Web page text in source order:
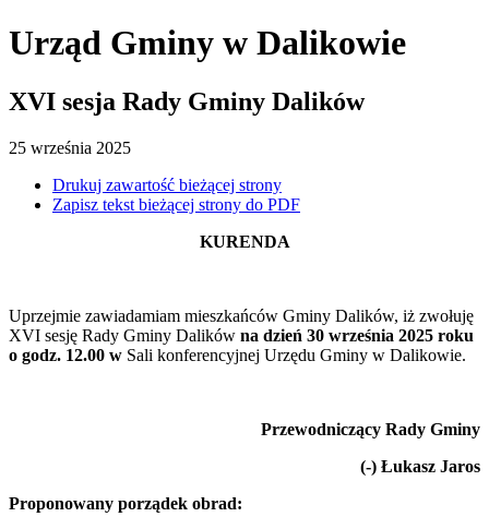
Urząd Gminy w Dalikowie
XVI sesja Rady Gminy Dalików
25 września 2025
Drukuj zawartość bieżącej strony
Zapisz tekst bieżącej strony do PDF
KURENDA
Uprzejmie zawiadamiam mieszkańców Gminy Dalików, iż zwołuję
XVI sesję Rady Gminy Dalików na dzień 30 września 2025 roku
o godz. 12.00 w Sali konferencyjnej Urzędu Gminy w Dalikowie.
Przewodniczący Rady Gminy
(-) Łukasz Jaros
Proponowany porządek obrad: